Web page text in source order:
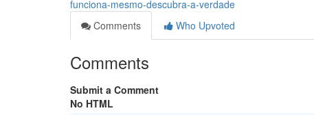
funciona-mesmo-descubra-a-verdade
Comments
Who Upvoted
Comments
Submit a Comment
No HTML